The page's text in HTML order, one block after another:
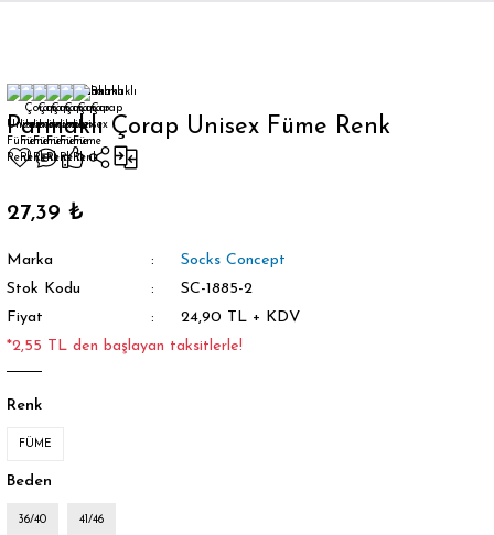
Parmaklı Çorap Unisex Füme Renk
27,39 ₺
Marka
Socks Concept
Stok Kodu
SC-1885-2
Fiyat
24,90 TL + KDV
*2,55 TL den başlayan taksitlerle!
Renk
FÜME
Beden
36/40 41/46